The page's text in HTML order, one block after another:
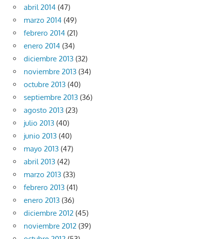
abril 2014 (47)
marzo 2014 (49)
febrero 2014 (21)
enero 2014 (34)
diciembre 2013 (32)
noviembre 2013 (34)
octubre 2013 (40)
septiembre 2013 (36)
agosto 2013 (23)
julio 2013 (40)
junio 2013 (40)
mayo 2013 (47)
abril 2013 (42)
marzo 2013 (33)
febrero 2013 (41)
enero 2013 (36)
diciembre 2012 (45)
noviembre 2012 (39)